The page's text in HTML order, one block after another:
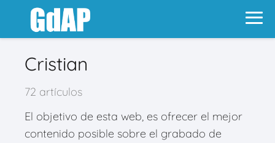
Cristian
72 artículos
El objetivo de esta web, es ofrecer el mejor
contenido posible sobre el grabado de